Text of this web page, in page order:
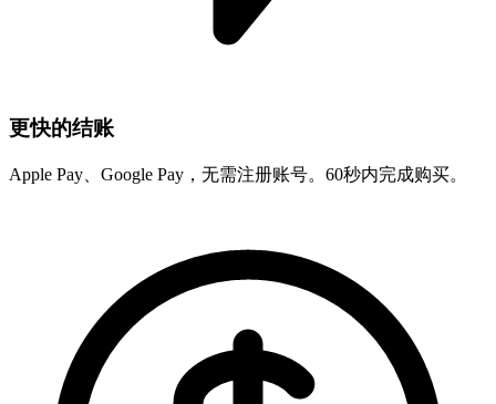
更快的结账
Apple Pay、Google Pay，无需注册账号。60秒内完成购买。